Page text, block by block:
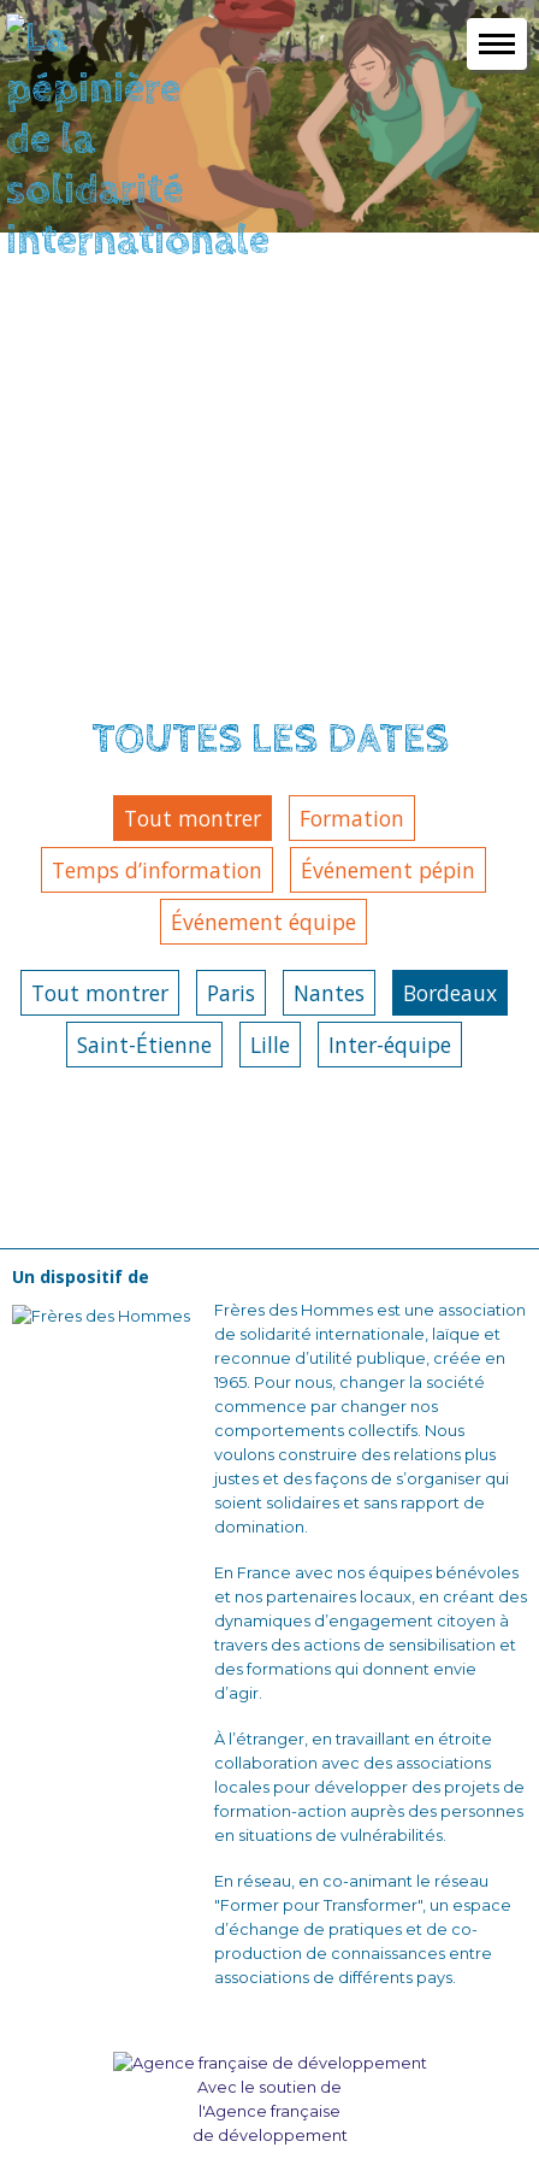
TOUTES LES DATES
Tout montrer
Formation
Temps d’information
Événement pépin
Événement équipe
Tout montrer Paris Nantes
Bordeaux
Saint-Étienne
Lille Inter-équipe
Un dispositif de
Frères des Hommes est une association
de solidarité internationale, laïque et
reconnue d’utilité publique, créée en
1965. Pour nous, changer la société
commence par changer nos
comportements collectifs. Nous
voulons construire des relations plus
justes et des façons de s’organiser qui
soient solidaires et sans rapport de
domination.
En France avec nos équipes bénévoles
et nos partenaires locaux, en créant des
dynamiques d’engagement citoyen à
travers des actions de sensibilisation et
des formations qui donnent envie
d’agir.
À l’étranger, en travaillant en étroite
collaboration avec des associations
locales pour développer des projets de
formation-action auprès des personnes
en situations de vulnérabilités.
En réseau, en co-animant le réseau
"Former pour Transformer", un espace
d’échange de pratiques et de co-
production de connaissances entre
associations de différents pays.
Avec le soutien de
l'Agence française
de développement